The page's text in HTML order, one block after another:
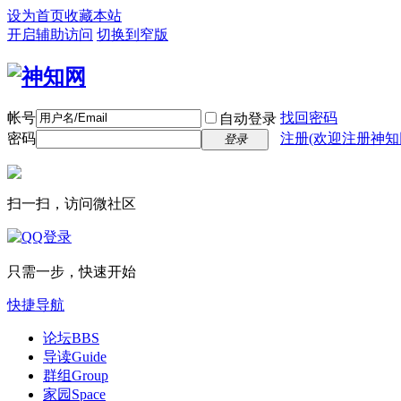
设为首页收藏本站
开启辅助访问 切换到窄版
帐号 自动登录 找回密码
密码
登录 注册(欢迎注册神
扫一扫，访问微社区
只需一步，快速开始
快捷导航
论坛BBS
导读Guide
群组Group
家园 Space